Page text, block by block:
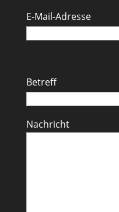
E-Mail-Adresse
Betreff
Nachricht